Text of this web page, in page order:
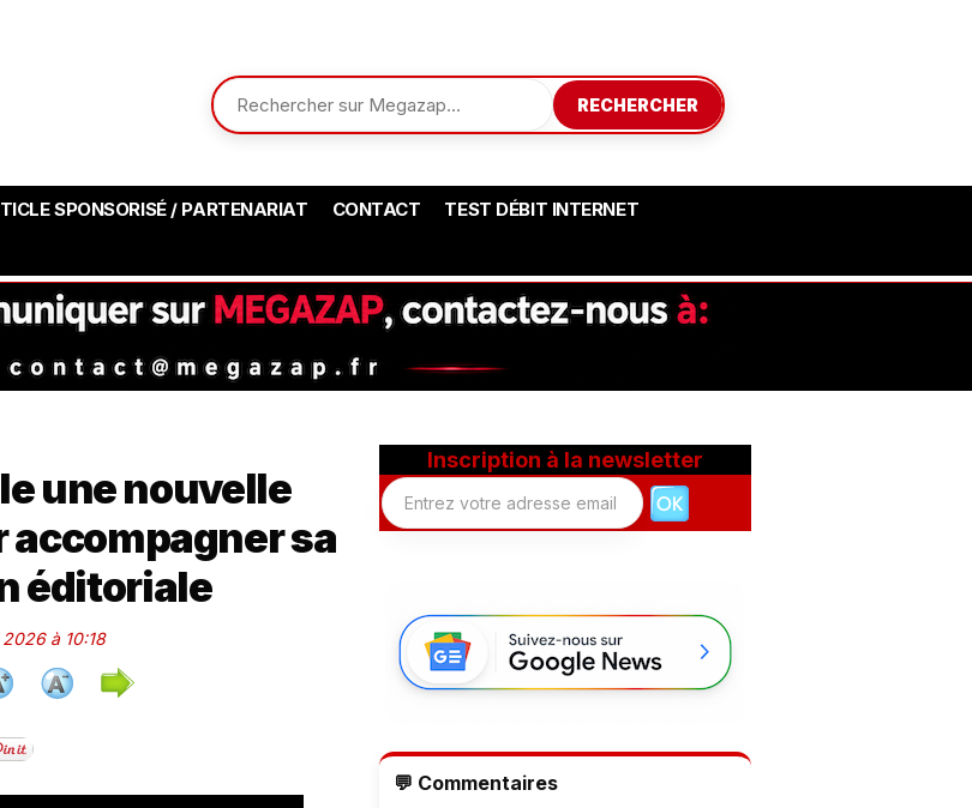
RECHERCHER
SPONSORISÉ / PARTENARIAT CONTACT TEST DÉBIT INTERNET
une nouvelle
sa
éditoriale
à 10:18
Inscription à la newsletter
💬 Commentaires